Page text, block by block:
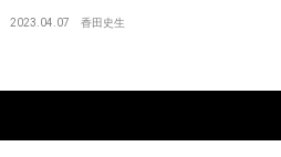
2023.04.07 香田史生